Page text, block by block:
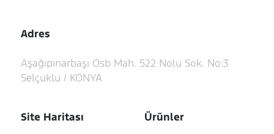
Adres
Aşağıpınarbaşı Osb Mah. 522 Nolu Sok. No:3
Selçuklu / KONYA
Site Haritası Ürünler